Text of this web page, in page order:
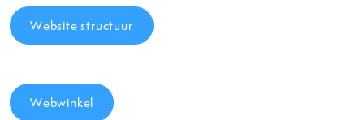
Website structuur
Webwinkel